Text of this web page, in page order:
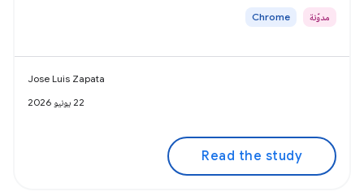
مدوّنة Chrome
Jose Luis Zapata
22 يونيو 2026
Read the study